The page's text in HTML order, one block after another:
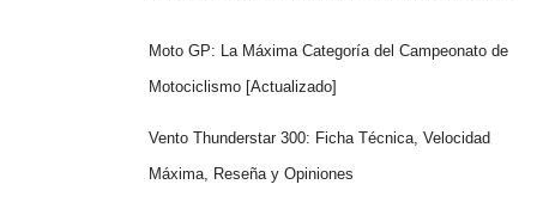
Moto GP: La Máxima Categoría del Campeonato de
Motociclismo [Actualizado]
Vento Thunderstar 300: Ficha Técnica, Velocidad
Máxima, Reseña y Opiniones